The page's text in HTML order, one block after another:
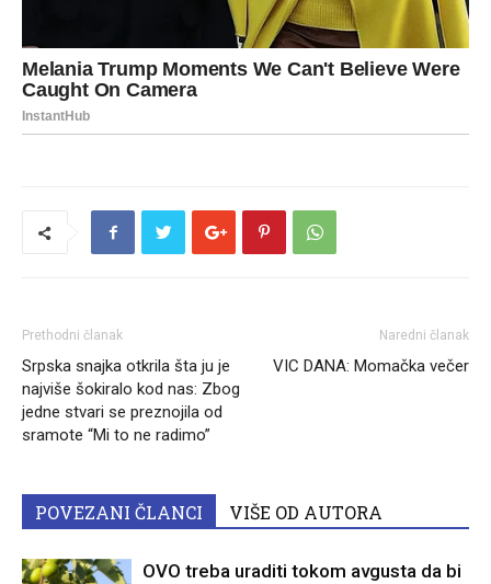
Prethodni članak
Srpska snajka otkrila šta ju je
najviše šokiralo kod nas: Zbog
jedne stvari se preznojila od
sramote “Mi to ne radimo”
Naredni članak
VIC DANA: Momačka večer
POVEZANI ČLANCI VIŠE OD AUTORA
OVO treba uraditi tokom avgusta da bi